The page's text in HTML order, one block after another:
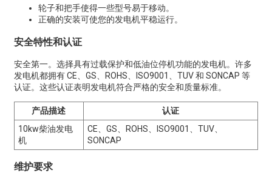
轮子和把手使得一些型号易于移动。
正确的安装可使您的发电机平稳运行。
安全特性和认证
安全第一。选择具有过载保护和低油位停机功能的发电机。许多
发电机都拥有 CE、GS、ROHS、ISO9001、TUV 和 SONCAP 等
认证。这些认证表明发电机符合严格的安全和质量标准。
产品描述
认证
10kw柴油发电
机
CE、GS、ROHS、ISO9001、TUV、
SONCAP
维护要求